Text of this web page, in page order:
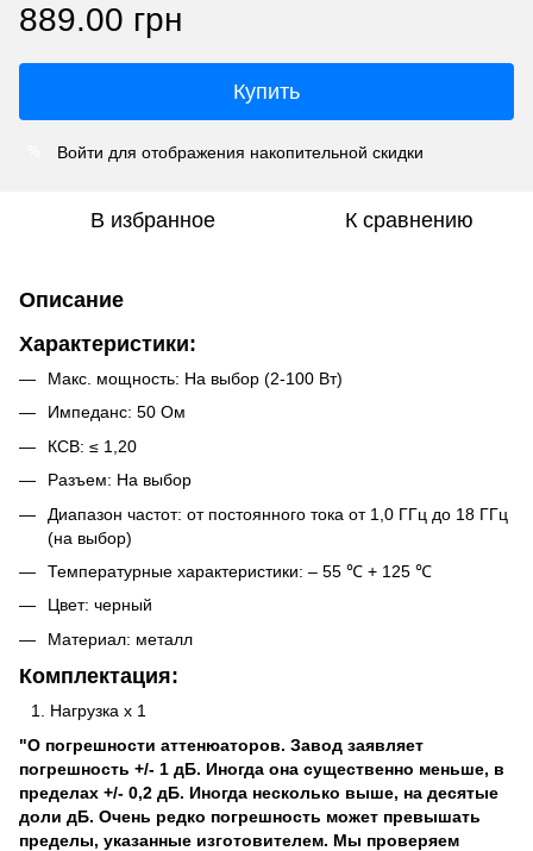
889.00 грн
Купить
Войти для отображения накопительной скидки
В избранное К сравнению
Описание
Характеристики:
Макс. мощность: На выбор (2-100 Вт)
Импеданс: 50 Ом
КСВ: ≤ 1,20
Разъем: На выбор
Диапазон частот: от постоянного тока от 1,0 ГГц до 18 ГГц
(на выбор)
Температурные характеристики: – 55 ℃ + 125 ℃
Цвет: черный
Материал: металл
Комплектация:
Нагрузка х 1
"О погрешности аттенюаторов. Завод заявляет
погрешность +/- 1 дБ. Иногда она существенно меньше, в
пределах +/- 0,2 дБ. Иногда несколько выше, на десятые
доли дБ. Очень редко погрешность может превышать
пределы, указанные изготовителем. Мы проверяем